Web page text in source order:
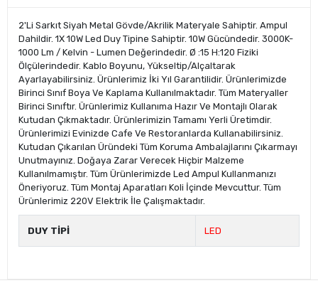
2'Li Sarkıt Siyah Metal Gövde/Akrilik Materyale Sahiptir. Ampul
Dahildir. 1X 10W Led Duy Tipine Sahiptir. 10W Gücündedir. 3000K-
1000 Lm / Kelvin - Lumen Değerindedir. Ø :15 H:120 Fiziki
Ölçülerindedir. Kablo Boyunu, Yükseltip/Alçaltarak
Ayarlayabilirsiniz. Ürünlerimiz İki Yıl Garantilidir. Ürünlerimizde
Birinci Sınıf Boya Ve Kaplama Kullanılmaktadır. Tüm Materyaller
Birinci Sınıftır. Ürünlerimiz Kullanıma Hazır Ve Montajlı Olarak
Kutudan Çıkmaktadır. Ürünlerimizin Tamamı Yerli Üretimdir.
Ürünlerimizi Evinizde Cafe Ve Restoranlarda Kullanabilirsiniz.
Kutudan Çıkarılan Üründeki Tüm Koruma Ambalajlarını Çıkarmayı
Unutmayınız. Doğaya Zarar Verecek Hiçbir Malzeme
Kullanılmamıştır. Tüm Ürünlerimizde Led Ampul Kullanmanızı
Öneriyoruz. Tüm Montaj Aparatları Koli İçinde Mevcuttur. Tüm
Ürünlerimiz 220V Elektrik İle Çalışmaktadır.
DUY TİPİ LED